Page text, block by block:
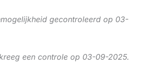
gecontroleerd op 03-
een controle op 03-09-2025.